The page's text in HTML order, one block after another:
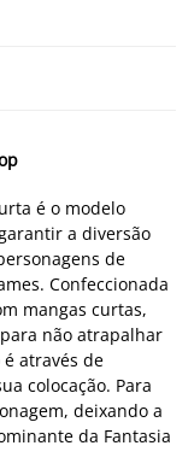
é o modelo
a diversão
de
Confeccionada
mangas curtas,
não atrapalhar
através de
colocação. Para
deixando a
da Fantasia